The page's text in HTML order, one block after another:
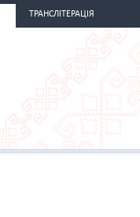
ТРАНСЛІТЕРАЦІЯ